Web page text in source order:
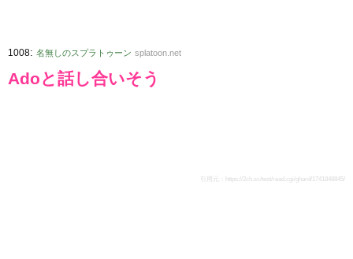
1008: 名無しのスプラトゥーン splatoon.net
Adoと話し合いそう
引用元： https://2ch.sc/test/read.cgi/ghard/1741848845/